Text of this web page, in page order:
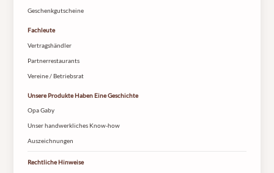
Geschenkgutscheine
Fachleute
Vertragshändler
Partnerrestaurants
Vereine / Betriebsrat
Unsere Produkte Haben Eine Geschichte
Opa Gaby
Unser handwerkliches Know-how
Auszeichnungen
Rechtliche Hinweise